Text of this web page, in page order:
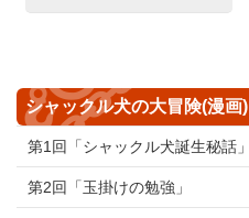
シャックル犬の大冒険(漫画)
第1回「シャックル犬誕生秘話」
第2回「玉掛けの勉強」